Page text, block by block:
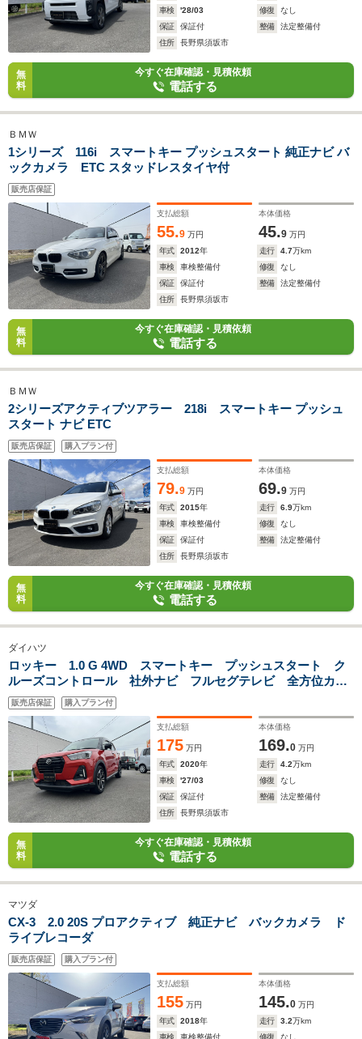
車検 '28/03 修復
なし
保証
保証付 整備
法定整備付
住所
長野県須坂市
無
料
今すぐ在庫確認・見積依頼
電話する
ＢＭＷ
1シリーズ 116i スマートキー プッシュスタート 純正ナビ バ
ックカメラ ETC スタッドレスタイヤ付
販売店保証
支払総額
55.9 万円
本体価格
45.9 万円
年式
2012年 走行 4.7万km
車検
車検整備付 修復
なし
保証
保証付 整備
法定整備付
住所
長野県須坂市
無
料
今すぐ在庫確認・見積依頼
電話する
ＢＭＷ
2シリーズアクティブツアラー 218i スマートキー プッシュ
スタート ナビ ETC
販売店保証 購入プラン付
支払総額
79.9 万円
本体価格
69.9 万円
年式
2015年 走行 6.9万km
車検
車検整備付 修復
なし
保証
保証付 整備
法定整備付
住所
長野県須坂市
無
料
今すぐ在庫確認・見積依頼
電話する
ダイハツ
ロッキー 1.0 G 4WD スマートキー プッシュスタート ク
ルーズコントロール 社外ナビ フルセグテレビ 全方位カメ
ラ Bluetooth対応 前席シートヒーター ETC ドライブレコ
ーダー エンジンスターター
販売店保証 購入プラン付
支払総額
175 万円
本体価格
169.0 万円
年式
2020年 走行 4.2万km
車検
'27/03 修復
なし
保証
保証付 整備
法定整備付
住所
長野県須坂市
無
料
今すぐ在庫確認・見積依頼
電話する
マツダ
CX-3 2.0 20S プロアクティブ 純正ナビ バックカメラ ド
ライブレコーダ
販売店保証 購入プラン付
支払総額
155 万円
本体価格
145.0 万円
年式
2018年 走行 3.2万km
車検
車検整備付 修復
なし